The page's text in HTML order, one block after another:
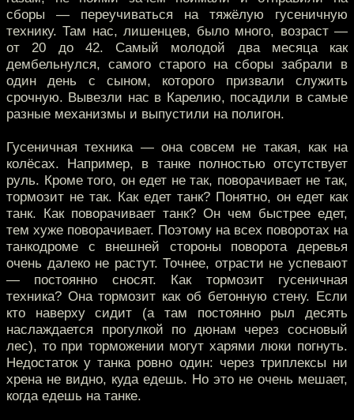
сборы — переучиваться на тяжёлую гусеничную
технику. Там нас, лишенцев, было много, возраст —
от 20 до 42. Самый молодой два месяца как
дембельнулся, самого старого на сборы забрали в
один день с сыном, которого призвали служить
срочную. Вывезли нас в Карелию, посадили в самые
разные механизмы и выпустили на полигон.
Гусеничная техника — она совсем не такая, как на
колёсах. Например, в танке полностью отсутствует
руль. Кроме того, он едет не так, поворачивает не так,
тормозит не так. Как едет танк? Понятно, он едет как
танк. Как поворачивает танк? Он чем быстрее едет,
тем хуже поворачивает. Поэтому на всех поворотах на
танкодроме с внешней стороны поворота деревья
очень далеко не растут. Точнее, отрасти не успевают
— постоянно сносят. Как тормозит гусеничная
техника? Она тормозит как об бетонную стену. Если
кто наверху сидит (а там постоянно рыл десять
наслаждается прогулкой по дюнам через сосновый
лес), то при торможении могут харями люки погнуть.
Недостаток у танка ровно один: через триплексы ни
хрена не видно, куда едешь. Но это не очень мешает,
когда едешь на танке.